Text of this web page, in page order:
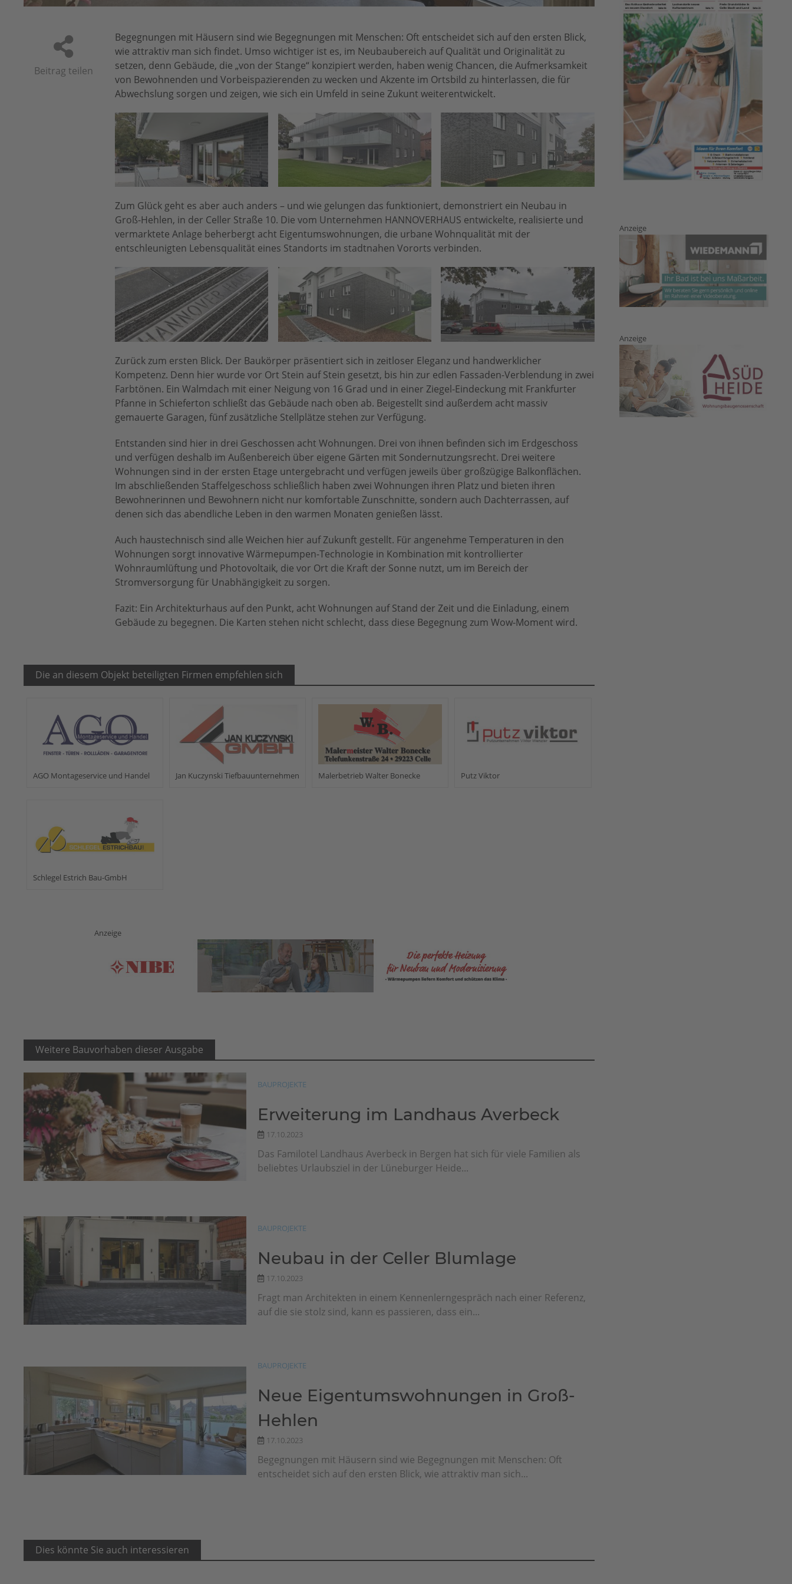
Beitrag teilen
Begegnungen mit Häusern sind wie Begegnungen mit Menschen: Oft entscheidet sich auf den ersten Blick,
wie attraktiv man sich findet. Umso wichtiger ist es, im Neubaubereich auf Qualität und Originalität zu
setzen, denn Gebäude, die „von der Stange“ konzipiert werden, haben wenig Chancen, die Aufmerksamkeit
von Bewohnenden und Vorbeispazierenden zu wecken und Akzente im Ortsbild zu hinterlassen, die für
Abwechslung sorgen und zeigen, wie sich ein Umfeld in seine Zukunt weiterentwickelt.
Zum Glück geht es aber auch anders – und wie gelungen das funktioniert, demonstriert ein Neubau in
Groß-Hehlen, in der Celler Straße 10. Die vom Unternehmen HANNOVERHAUS entwickelte, realisierte und
vermarktete Anlage beherbergt acht Eigentumswohnungen, die urbane Wohnqualität mit der
entschleunigten Lebensqualität eines Standorts im stadtnahen Vororts verbinden.
Zurück zum ersten Blick. Der Baukörper präsentiert sich in zeitloser Eleganz und handwerklicher
Kompetenz. Denn hier wurde vor Ort Stein auf Stein gesetzt, bis hin zur edlen Fassaden-Verblendung in zwei
Farbtönen. Ein Walmdach mit einer Neigung von 16 Grad und in einer Ziegel-Eindeckung mit Frankfurter
Pfanne in Schieferton schließt das Gebäude nach oben ab. Beigestellt sind außerdem acht massiv
gemauerte Garagen, fünf zusätzliche Stellplätze stehen zur Verfügung.
Entstanden sind hier in drei Geschossen acht Wohnungen. Drei von ihnen befinden sich im Erdgeschoss
und verfügen deshalb im Außenbereich über eigene Gärten mit Sondernutzungsrecht. Drei weitere
Wohnungen sind in der ersten Etage untergebracht und verfügen jeweils über großzügige Balkonflächen.
Im abschließenden Staffelgeschoss schließlich haben zwei Wohnungen ihren Platz und bieten ihren
Bewohnerinnen und Bewohnern nicht nur komfortable Zunschnitte, sondern auch Dachterrassen, auf
denen sich das abendliche Leben in den warmen Monaten genießen lässt.
Auch haustechnisch sind alle Weichen hier auf Zukunft gestellt. Für angenehme Temperaturen in den
Wohnungen sorgt innovative Wärmepumpen-Technologie in Kombination mit kontrollierter
Wohnraumlüftung und Photovoltaik, die vor Ort die Kraft der Sonne nutzt, um im Bereich der
Stromversorgung für Unabhängigkeit zu sorgen.
Fazit: Ein Architekturhaus auf den Punkt, acht Wohnungen auf Stand der Zeit und die Einladung, einem
Gebäude zu begegnen. Die Karten stehen nicht schlecht, dass diese Begegnung zum Wow-Moment wird.
Die an diesem Objekt beteiligten Firmen empfehlen sich
AGO Montageservice und Handel Jan Kuczynski Tiefbauunternehmen Malerbetrieb Walter Bonecke Putz Viktor
Schlegel Estrich Bau-GmbH
Anzeige
Weitere Bauvorhaben dieser Ausgabe
BAUPROJEKTE
Erweiterung im Landhaus Averbeck
17.10.2023
Das Familotel Landhaus Averbeck in Bergen hat sich für viele Familien als
beliebtes Urlaubsziel in der Lüneburger Heide...
BAUPROJEKTE
Neubau in der Celler Blumlage
17.10.2023
Fragt man Architekten in einem Kennenlerngespräch nach einer Referenz,
auf die sie stolz sind, kann es passieren, dass ein...
BAUPROJEKTE
Neue Eigentumswohnungen in Groß-
Hehlen
17.10.2023
Begegnungen mit Häusern sind wie Begegnungen mit Menschen: Oft
entscheidet sich auf den ersten Blick, wie attraktiv man sich...
Dies könnte Sie auch interessieren
Anzeige
Anzeige